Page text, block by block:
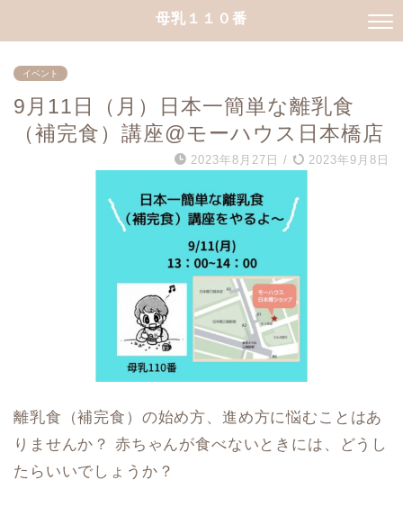
母乳１１０番
イベント
9月11日（月）日本一簡単な離乳食
（補完食）講座@モーハウス日本橋店
2023年8月27日 / 2023年9月8日
離乳食（補完食）の始め方、進め方に悩むことはあ
りませんか？ 赤ちゃんが食べないときには、どうし
たらいいでしょうか？